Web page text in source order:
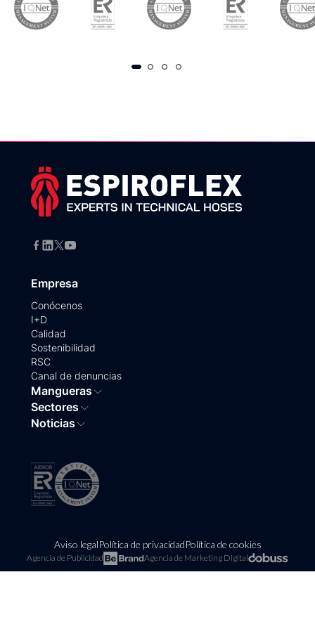
Empresa
Conócenos
I+D
Calidad
Sostenibilidad
RSC
Canal de denuncias
Mangueras
Sectores
Noticias
Aviso legalPolítica de privacidadPolítica de cookies
Agencia de Publicidad Agencia de Marketing Digital